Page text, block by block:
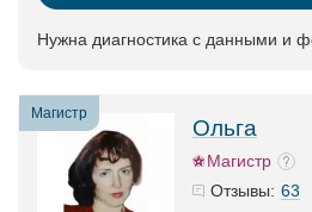
Нужна диагностика с данными и
Магистр
Ольга
Магистр
Отзывы: 63